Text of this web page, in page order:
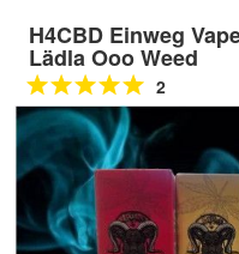
H4CBD Einweg
Lädla Ooo Weed
2